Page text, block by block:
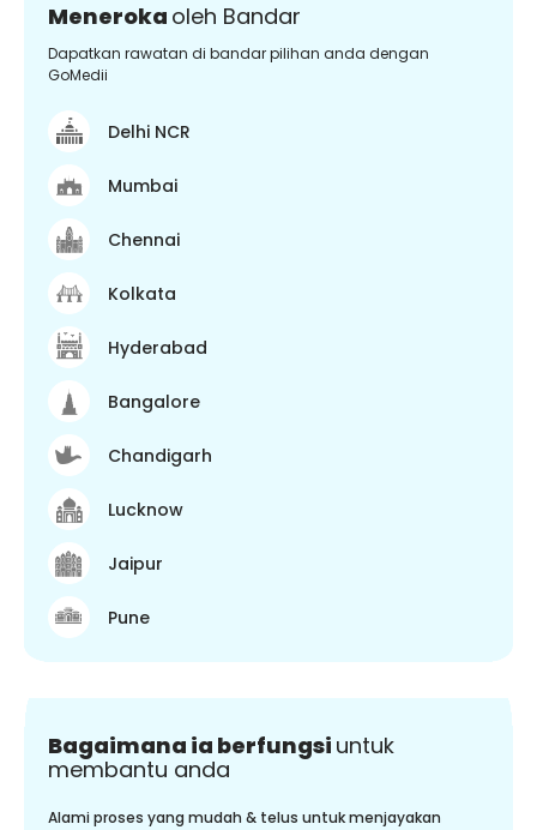
Meneroka oleh Bandar
Dapatkan rawatan di bandar pilihan anda dengan
GoMedii
Delhi NCR
Mumbai
Chennai
Kolkata
Hyderabad
Bangalore
Chandigarh
Lucknow
Jaipur
Pune
Bagaimana ia berfungsi untuk
membantu anda
Alami proses yang mudah & telus untuk menjayakan